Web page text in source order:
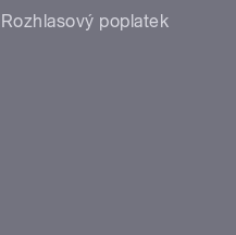
Rozhlasový poplatek